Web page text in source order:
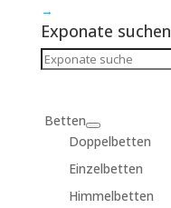
→
Exponate suchen
Search
Betten
Doppelbetten
Einzelbetten
Himmelbetten